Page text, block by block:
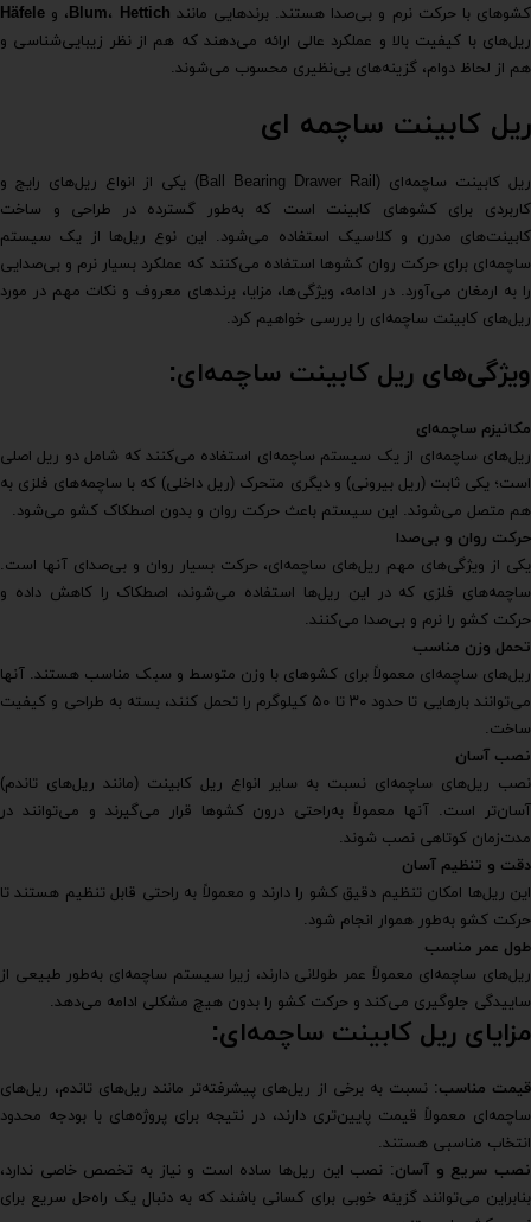
کشوهای با حرکت نرم و بی‌صدا هستند. برندهایی مانند
Blum، Hettich ، و Häfele
ریل‌های با کیفیت بالا و عملکرد عالی ارائه می‌دهند که هم از نظر زیبایی‌شناسی و
هم از لحاظ دوام، گزینه‌های بی‌نظیری محسوب می‌شوند.
ریل کابینت ساچمه ای
ریل کابینت ساچمه‌ای (Ball Bearing Drawer Rail) یکی از انواع ریل‌های رایج و
کاربردی برای کشوهای کابینت است که به‌طور گسترده در طراحی و ساخت
کابینت‌های مدرن و کلاسیک استفاده می‌شود. این نوع ریل‌ها از یک سیستم
ساچمه‌ای برای حرکت روان کشوها استفاده می‌کنند که عملکرد بسیار نرم و بی‌صدایی
را به ارمغان می‌آورد. در ادامه، ویژگی‌ها، مزایا، برندهای معروف و نکات مهم در مورد
ریل‌های کابینت ساچمه‌ای را بررسی خواهیم کرد.
ویژگی‌های ریل کابینت ساچمه‌ای:
مکانیزم ساچمه‌ای
ریل‌های ساچمه‌ای از یک سیستم ساچمه‌ای استفاده می‌کنند که شامل دو ریل اصلی
است؛ یکی ثابت (ریل بیرونی) و دیگری متحرک (ریل داخلی) که با ساچمه‌های فلزی به
هم متصل می‌شوند. این سیستم باعث حرکت روان و بدون اصطکاک کشو می‌شود.
حرکت روان و بی‌صدا
یکی از ویژگی‌های مهم ریل‌های ساچمه‌ای، حرکت بسیار روان و بی‌صدای آنها است.
ساچمه‌های فلزی که در این ریل‌ها استفاده می‌شوند، اصطکاک را کاهش داده و
حرکت کشو را نرم و بی‌صدا می‌کنند.
تحمل وزن مناسب
ریل‌های ساچمه‌ای معمولاً برای کشوهای با وزن متوسط و سبک مناسب هستند. آنها
می‌توانند بارهایی تا حدود ۳۰ تا ۵۰ کیلوگرم را تحمل کنند، بسته به طراحی و کیفیت
ساخت.
نصب آسان
نصب ریل‌های ساچمه‌ای نسبت به سایر انواع ریل کابینت (مانند ریل‌های تاندم)
آسان‌تر است. آنها معمولاً به‌راحتی درون کشوها قرار می‌گیرند و می‌توانند در
مدت‌زمان کوتاهی نصب شوند.
دقت و تنظیم آسان
این ریل‌ها امکان تنظیم دقیق کشو را دارند و معمولاً به راحتی قابل تنظیم هستند تا
حرکت کشو به‌طور هموار انجام شود.
طول عمر مناسب
ریل‌های ساچمه‌ای معمولاً عمر طولانی دارند، زیرا سیستم ساچمه‌ای به‌طور طبیعی از
ساییدگی جلوگیری می‌کند و حرکت کشو را بدون هیچ مشکلی ادامه می‌دهد.
مزایای ریل کابینت ساچمه‌ای:
قیمت مناسب: نسبت به برخی از ریل‌های پیشرفته‌تر مانند ریل‌های تاندم، ریل‌های
ساچمه‌ای معمولاً قیمت پایین‌تری دارند، در نتیجه برای پروژه‌های با بودجه محدود
انتخاب مناسبی هستند.
نصب سریع و آسان: نصب این ریل‌ها ساده است و نیاز به تخصص خاصی ندارد،
بنابراین می‌توانند گزینه خوبی برای کسانی باشند که به دنبال یک راه‌حل سریع برای